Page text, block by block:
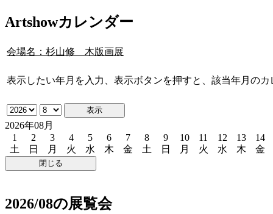
Artshowカレンダー
会場名：杉山修 木版画展
表示したい年月を入力、表示ボタンを押すと、該当年月の
2026年08月
1
2 3 4 5 6 7 8 9 10 11 12 13
14
土
日 月 火 水 木 金 土 日 月 火 水 木 金
2026/08の展覧会